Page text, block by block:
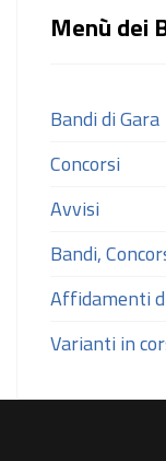
Menù dei
Bandi di Gara
Concorsi
Avvisi
Bandi,
Affidamenti
Varianti in